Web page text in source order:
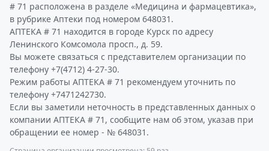
# 71 расположена в разделе «Медицина и фармацевтика»,
в рубрике Аптеки под номером 648031.
АПТЕКА # 71 находится в городе Курск по адресу
Ленинского Комсомола просп., д. 59.
Вы можете связаться с представителем организации по
телефону +7(4712) 4-27-30.
Режим работы АПТЕКА # 71 рекомендуем уточнить по
телефону +7471242730.
Если вы заметили неточность в представленных данных о
компании АПТЕКА # 71, сообщите нам об этом, указав при
обращении ее номер - № 648031.